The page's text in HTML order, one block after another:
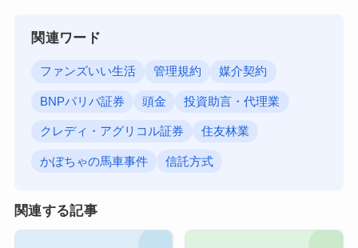
関連ワード
ファンズいい生活 管理規約 媒介契約
BNPパリバ証券 頭金 投資助言・代理業
クレディ・アグリコル証券 住友林業
かぼちゃの馬車事件 信託方式
関連する記事